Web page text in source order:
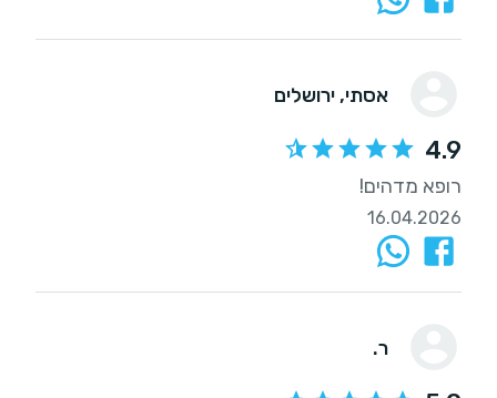
אסתי, ירושלים
4.9
רופא מדהים!
16.04.2026
ר.